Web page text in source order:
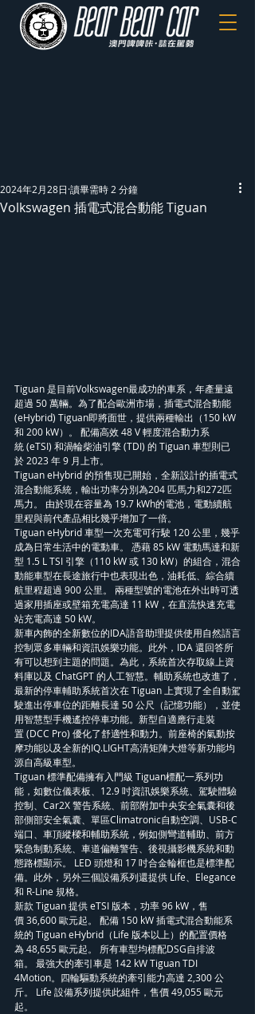
Volkswagen 插電式混合動能 Tiguan
2024年2月28日 讀畢需時 2 分鐘
Tiguan 是目前Volkswagen最成功的車系，年產量遠
超過 50 萬輛。為了配合歐洲市場，插電式混合動能
(eHybrid) Tiguan即將面世，提供兩種輸出（150 kW
和 200 kW）。 配備高效 48 V 輕度混合動力系
統 (eTSI) 和渦輪柴油引擎 (TDI) 的 Tiguan 車型則已
於 2023 年 9 月上市。
Tiguan eHybrid 的預售現已開始，全新設計的插電式
混合動能系統，輸出功率分別為204 匹馬力和272匹
馬力。 由於現在容量為 19.7 kWh的電池，電動續航
里程與前代產品相比幾乎增加了一倍。
Tiguan eHybrid 車型一次充電可行駛 120 公里，幾乎
成為日常生活中的電動車。 憑藉 85 kW 電動馬達和新
型 1.5 L TSI 引擎（110 kW 或 130 kW）的組合，混合
動能車型在長途旅行中也表現出色，油耗低、綜合續
航里程超過 900 公里。 兩種型號的電池在外出時可透
過家用插座或壁箱充電高達 11 kW，在直流快速充電
站充電高達 50 kW。
新車內飾的全新數位的IDA語音助理提供使用自然語言
控制眾多車輛和資訊娛樂功能。此外，IDA 還回答所
有可以想到主題的問題。為此，系統首次存取線上資
料庫以及 ChatGPT 的人工智慧。輔助系統也改進了，
最新的停車輔助系統首次在 Tiguan 上實現了全自動駕
駛進出停車位的距離長達 50 公尺（記憶功能），並使
用智慧型手機遙控停車功能。新型自適應行走裝
置 (DCC Pro) 優化了舒適性和動力。前座椅的氣動按
摩功能以及全新的IQ.LIGHT高清矩陣大燈等新功能均
源自高級車型。
Tiguan 標準配備擁有入門級 Tiguan標配一系列功
能，如數位儀表板、12.9 吋資訊娛樂系統、駕駛體驗
控制、Car2X 警告系統、前部附加中央安全氣囊和後
部側部安全氣囊、單區Climatronic自動空調、USB-C
端口、車頂縱樑和輔助系統，例如側彎道輔助、前方
緊急制動系統、車道偏離警告、後視攝影機系統和動
態路標顯示。 LED 頭燈和 17 吋合金輪框也是標準配
備。此外，另外三個設備系列還提供 Life、Elegance
和 R-Line 規格。
新款 Tiguan 提供 eTSI 版本，功率 96 kW，售
價 36,600 歐元起。 配備 150 kW 插電式混合動能系
統的 Tiguan eHybrid（Life 版本以上）的配置價格
為 48,655 歐元起。 所有車型均標配DSG自排波
箱。 最強大的牽引車是 142 kW Tiguan TDI
4Motion。四輪驅動系統的牽引能力高達 2,300 公
斤。 Life 設備系列提供此組件，售價 49,055 歐元
起。